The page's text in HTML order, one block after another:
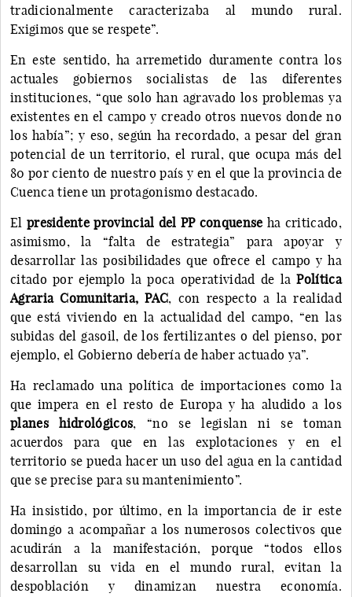
tradicionalmente caracterizaba al mundo rural.
Exigimos que se respete”.
En este sentido, ha arremetido duramente contra los
actuales gobiernos socialistas de las diferentes
instituciones, “que solo han agravado los problemas ya
existentes en el campo y creado otros nuevos donde no
los había”; y eso, según ha recordado, a pesar del gran
potencial de un territorio, el rural, que ocupa más del
80 por ciento de nuestro país y en el que la provincia de
Cuenca tiene un protagonismo destacado.
El presidente provincial del PP conquense ha criticado,
asimismo, la “falta de estrategia” para apoyar y
desarrollar las posibilidades que ofrece el campo y ha
citado por ejemplo la poca operatividad de laPolítica
Agraria Comunitaria, PAC, con respecto a la realidad
que está viviendo en la actualidad del campo, “en las
subidas del gasoil, de los fertilizantes o del pienso, por
ejemplo, el Gobierno debería de haber actuado ya”.
Ha reclamado una política de importaciones como la
que impera en el resto de Europa y ha aludido a los
planes hidrológicos, “no se legislan ni se toman
acuerdos para que en las explotaciones y en el
territorio se pueda hacer un uso del agua en la cantidad
que se precise para su mantenimiento”.
Ha insistido, por último, en la importancia de ir este
domingo a acompañar a los numerosos colectivos que
acudirán a la manifestación, porque “todos ellos
desarrollan su vida en el mundo rural, evitan la
despoblación y dinamizan nuestra economía.